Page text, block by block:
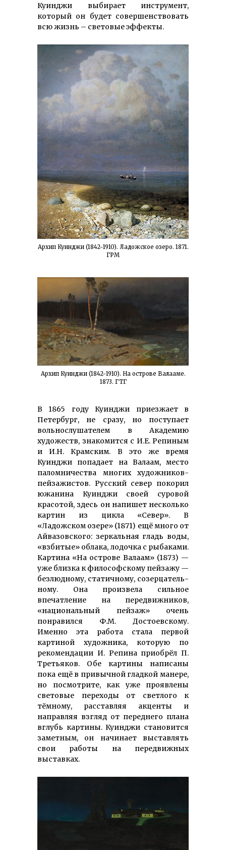
Куинджи вы­бирает ин­стру­мент,
который он будет со­вер­шен­ст­вовать
всю жизнь – световые эффекты.
Архип Куинджи (1842-1910). Ладожское озеро. 1871.
ГРМ
Архип Куинджи (1842-1910). На острове Валааме.
1873. ГТГ
В 1865 году Куинджи приезжает в
Петербург, не сразу, но поступает
вольнослушателем в Академию
художеств, знакомится с И.Е. Репиным
и И.Н. Крамским. В это же время
Куинджи попадает на Валаам, место
палом­ниче­ства мно­гих ху­дож­ников-
пейза­жистов. Русский север покорил
южанина Куинджи своей суровой
красотой, здесь он напишет несколько
картин из цикла «Север». В
«Ладожском озере» (1871) ещё много от
Айвазовского: зеркальная гладь воды,
«взбитые» облака, лодочка с рыбаками.
Картина «На острове Валаам» (1873) —
уже близка к фило­соф­скому пейзажу —
безлюдному, статичному, созер­цатель­
ному. Она произвела силь­ное
впечатление на пере­движ­ников,
«нацио­наль­ный пейзаж» очень
понравился Ф.М. Достоевскому.
Именно эта работа стала первой
картиной художника, которую по
рекомен­дации И. Репина приобрёл П.
Третьяков. Обе картины написаны
пока ещё в привычной гладкой манере,
но посмотрите, как уже проявлены
световые переходы от светлого к
тёмному, расставляя акценты и
направляя взгляд от переднего плана
вглубь картины. Куинджи становится
заметным, он начинает вы­ставлять
свои работы на пере­движных
выставках.